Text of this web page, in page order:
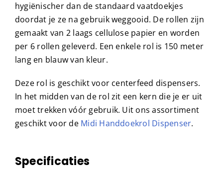
hygiënischer dan de standaard vaatdoekjes
doordat je ze na gebruik weggooid. De rollen zijn
gemaakt van 2 laags cellulose papier en worden
per 6 rollen geleverd. Een enkele rol is 150 meter
lang en blauw van kleur.
Deze rol is geschikt voor centerfeed dispensers.
In het midden van de rol zit een kern die je er uit
moet trekken vóór gebruik. Uit ons assortiment
geschikt voor de Midi Handdoekrol Dispenser.
Specificaties